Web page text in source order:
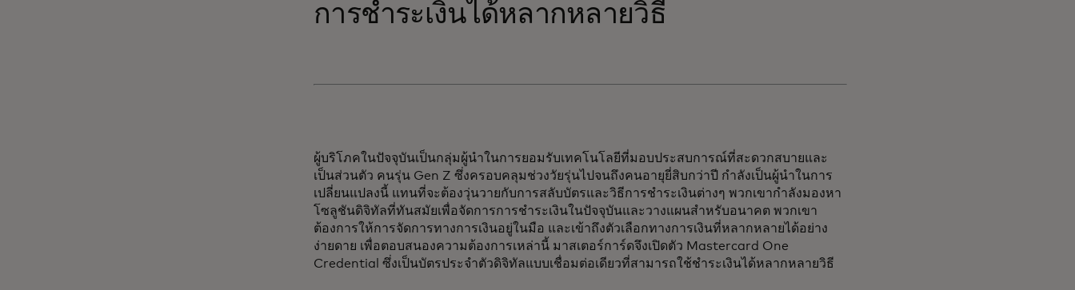
การชำระเงินได้หลากหลายวิธี
ผู้บริโภคในปัจจุบันเป็นกลุ่มผู้นำในการยอมรับเทคโนโลยีที่มอบประสบการณ์ที่สะดวกสบายและ
เป็นส่วนตัว คนรุ่น Gen Z ซึ่งครอบคลุมช่วงวัยรุ่นไปจนถึงคนอายุยี่สิบกว่าปี กำลังเป็นผู้นำในการ
เปลี่ยนแปลงนี้ แทนที่จะต้องวุ่นวายกับการสลับบัตรและวิธีการชำระเงินต่างๆ พวกเขากำลังมองหา
โซลูชันดิจิทัลที่ทันสมัยเพื่อจัดการการชำระเงินในปัจจุบันและวางแผนสำหรับอนาคต พวกเขา
ต้องการให้การจัดการทางการเงินอยู่ในมือ และเข้าถึงตัวเลือกทางการเงินที่หลากหลายได้อย่าง
ง่ายดาย เพื่อตอบสนองความต้องการเหล่านี้ มาสเตอร์การ์ดจึงเปิดตัว Mastercard One
Credential ซึ่งเป็นบัตรประจำตัวดิจิทัลแบบเชื่อมต่อเดียวที่สามารถใช้ชำระเงินได้หลากหลายวิธี